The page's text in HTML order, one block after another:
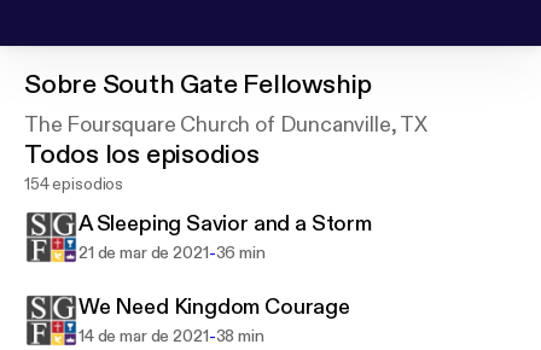
Sobre South Gate Fellowship
The Foursquare Church of Duncanville, TX
Todos los episodios
154 episodios
A Sleeping Savior and a Storm
21 de mar de 2021-36 min
We Need Kingdom Courage
14 de mar de 2021-38 min